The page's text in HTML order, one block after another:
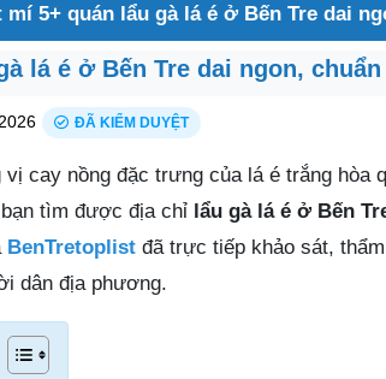
mí 5+ quán lẩu gà lá é ở Bến Tre dai
lá é ở Bến Tre dai ngon,
ĐÃ KIỂM DUYỆT
cay nồng đặc trưng của lá é trắng hòa
tìm được địa chỉ lẩu gà lá é ở Bến
BenTretoplist đã trực tiếp khảo sát,
dân địa phương.